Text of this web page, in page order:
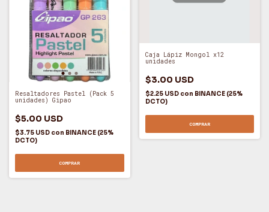
Resaltadores Pastel (Pack 5
unidades) Gipao
$5.00 USD
$3.75 USD con BINANCE (25%
DCTO)
COMPRAR
Caja Lápiz Mongol x12
unidades
$3.00 USD
$2.25 USD con BINANCE (25%
DCTO)
COMPRAR